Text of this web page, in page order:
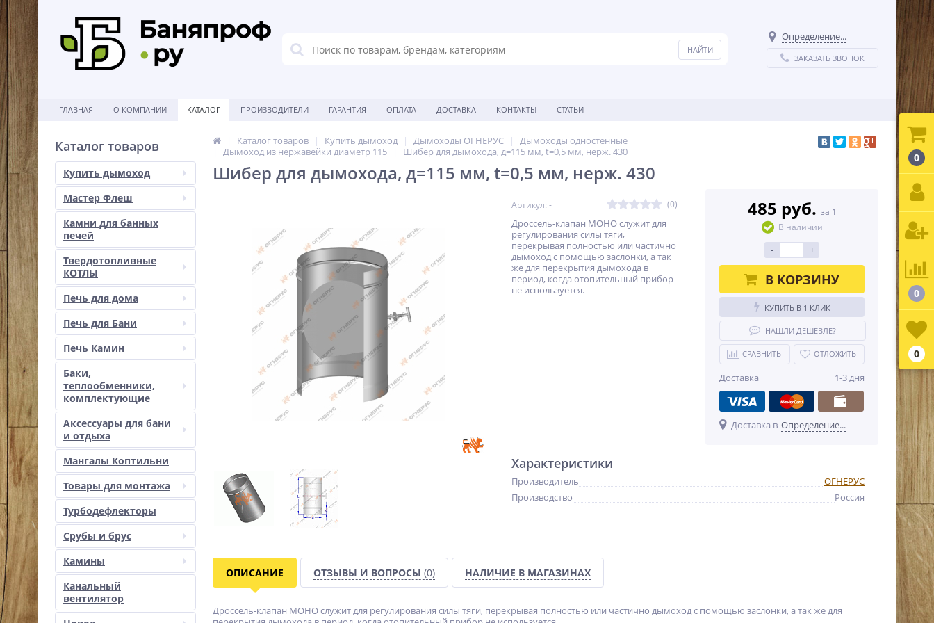
Определение...
ЗАКАЗАТЬ ЗВОНОК
ГЛАВНАЯ О КОМПАНИИ КАТАЛОГ ПРОИЗВОДИТЕЛИ ГАРАНТИЯ ОПЛАТА ДОСТАВКА КОНТАКТЫ СТАТЬИ
Каталог товаров
Купить дымоход
Мастер Флеш
Камни для банных
печей
Твердотопливные
КОТЛЫ
Печь для дома
Печь для Бани
Печь Камин
Баки,
теплообменники,
комплектующие
Аксессуары для бани
и отдыха
Мангалы Коптильни
Товары для монтажа
Турбодефлекторы
Срубы и брус
Камины
Канальный
вентилятор
Каталог товаров Купить дымоход Дымоходы ОГНЕРУС
Дымоходы одностенные
Дымоход из нержавейки диаметр 115
Шибер для дымохода, д=115 мм, t=0,5 мм, нерж. 430
Шибер для дымохода, д=115 мм, t=0,5 мм, нерж. 430
Артикул: - (0)
Дроссель-клапан МОНО служит для
регулирования силы тяги,
перекрывая полностью или частично
дымоход с помощью заслонки, а так
же для перекрытия дымохода в
период, когда отопительный прибор
не используется.
485 руб. за 1
В наличии
- +
В КОРЗИНУ
КУПИТЬ В 1 КЛИК
НАШЛИ ДЕШЕВЛЕ?
СРАВНИТЬ ОТЛОЖИТЬ
Доставка 1-3 дня
Доставка в Определение...
Характеристики
Производитель
ОГНЕРУС
Производство
Россия
ОПИСАНИЕ ОТЗЫВЫ И ВОПРОСЫ (0) НАЛИЧИЕ В МАГАЗИНАХ
Дроссель-клапан МОНО служит для регулирования силы тяги, перекрывая полностью или частично дымоход с помощью заслонки, а так же для
0
0
0